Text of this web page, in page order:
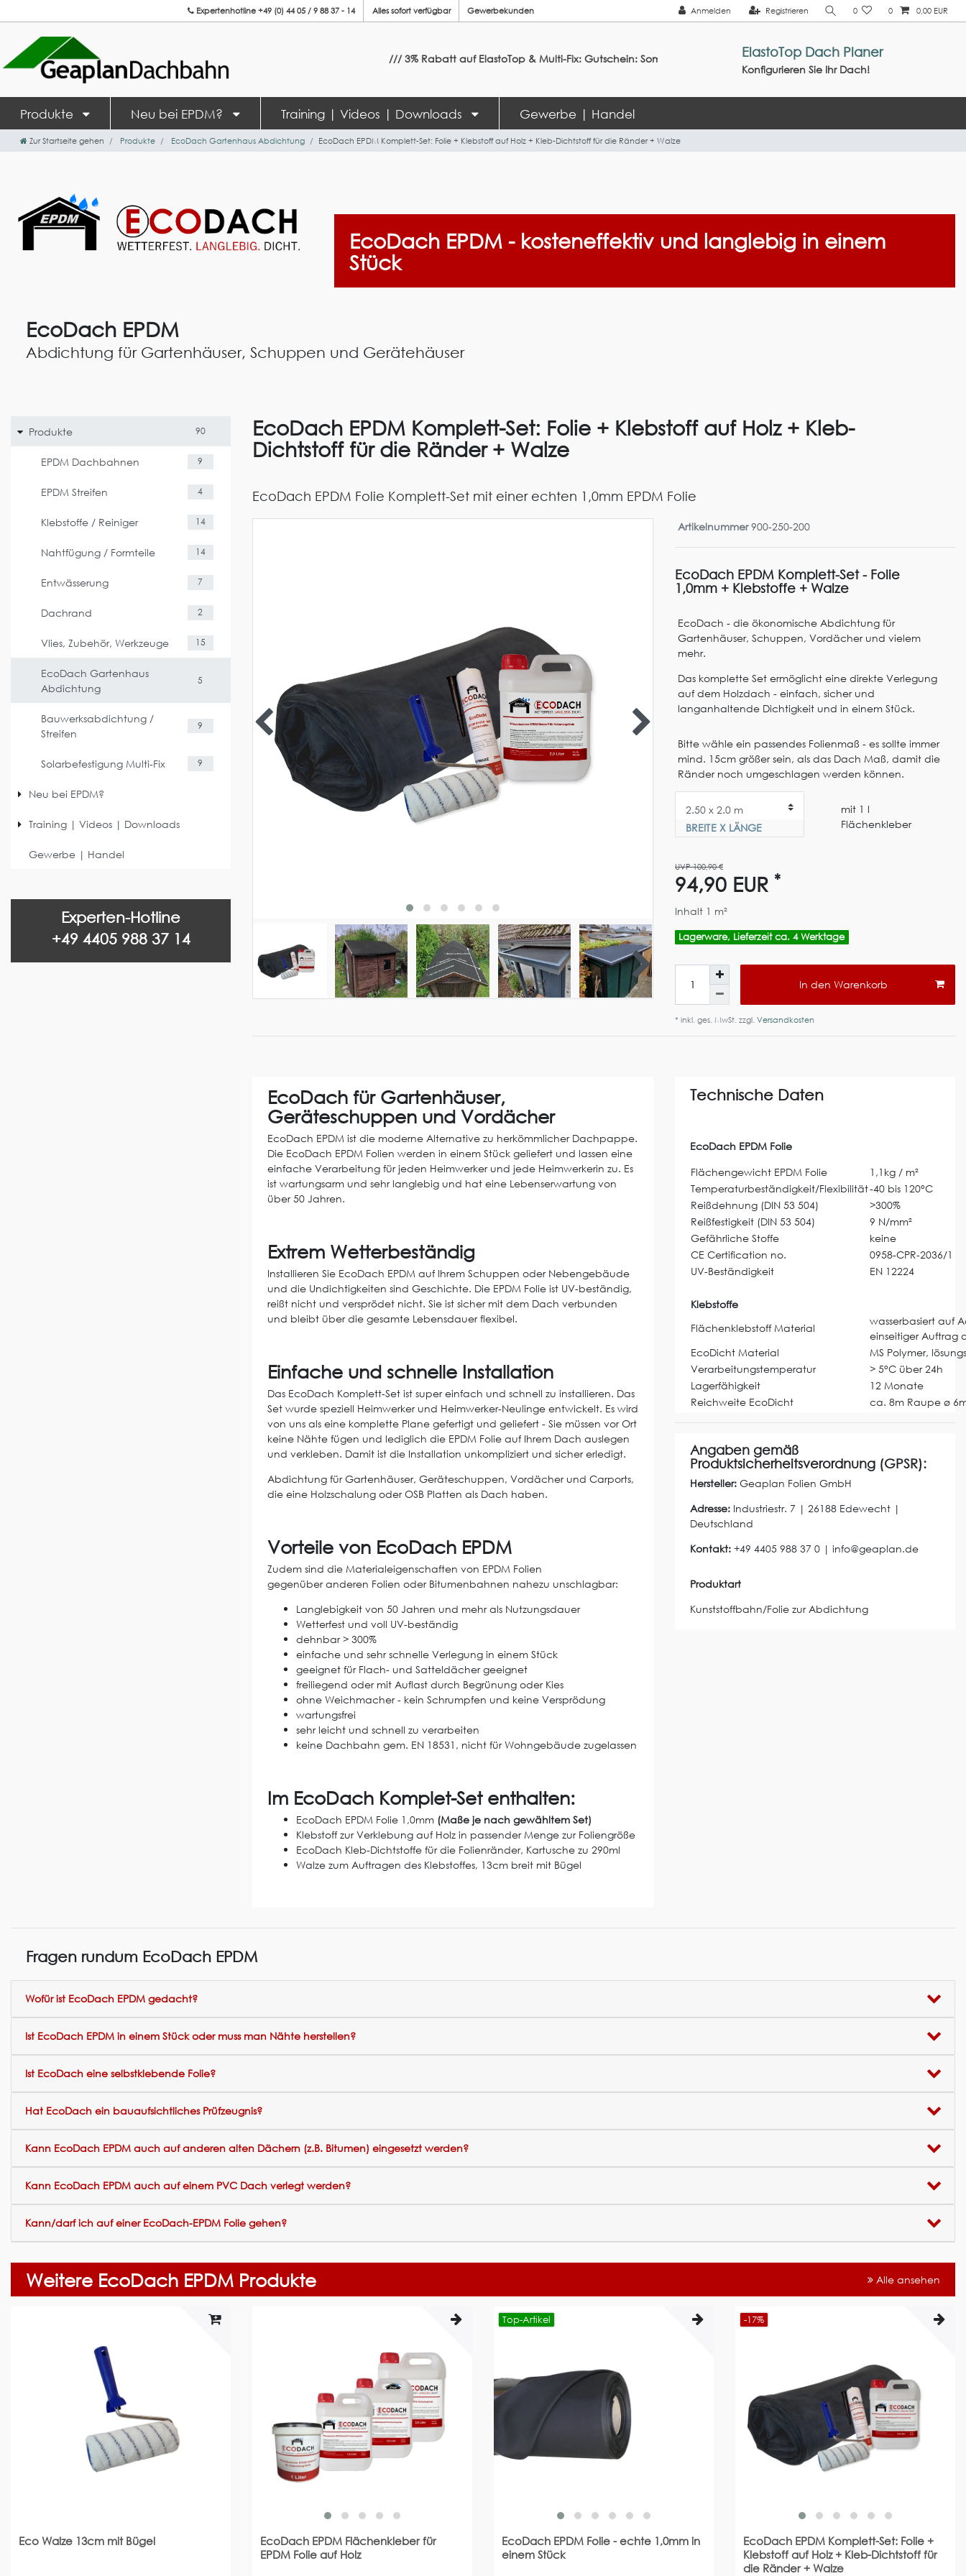
Anmelden Registrieren 0 0 0,00 EUR
Expertenhotline +49 (0) 44 05 / 9 88 37 - 14 Alles sofort verfügbar Gewerbekunden
/// 3% Rabatt auf ElastoTop & Multi-Fix: Gutschein: Sommer2026 /// ElastoTop Dach Planer
Konfigurieren Sie Ihr Dach!
Produkte Neu bei EPDM? Training | Videos | Downloads Gewerbe | Handel
Zur Startseite gehen Produkte EcoDach Gartenhaus Abdichtung EcoDach EPDM Komplett-Set: Folie + Klebstoff auf Holz + Kleb-Dichtstoff für die Ränder + Walze
EcoDach EPDM - kosteneffektiv und langlebig in einem
Stück
EcoDach EPDM
Abdichtung für Gartenhäuser, Schuppen und Gerätehäuser
Produkte 90
EPDM Dachbahnen 9
EPDM Streifen 4
Klebstoffe / Reiniger 14
Nahtfügung / Formteile 14
Entwässerung 7
Dachrand 2
Vlies, Zubehör, Werkzeuge 15
EcoDach Gartenhaus
Abdichtung
5
Bauwerksabdichtung /
Streifen
9
Solarbefestigung Multi-Fix 9
Neu bei EPDM?
Training | Videos | Downloads
Gewerbe | Handel
Experten-Hotline
+49 4405 988 37 14
EcoDach EPDM Komplett-Set: Folie + Klebstoff auf Holz + Kleb-
Dichtstoff für die Ränder + Walze
EcoDach EPDM Folie Komplett-Set mit einer echten 1,0mm EPDM Folie
Artikelnummer900-250-200
EcoDach EPDM Komplett-Set - Folie
1,0mm + Klebstoffe + Walze
EcoDach - die ökonomische Abdichtung für
Gartenhäuser, Schuppen, Vordächer und vielem
mehr.
Das komplette Set ermöglicht eine direkte Verlegung
auf dem Holzdach - einfach, sicher und
langanhaltende Dichtigkeit und in einem Stück.
Bitte wähle ein passendes Folienmaß - es sollte immer
mind. 15cm größer sein, als das Dach Maß, damit die
Ränder noch umgeschlagen werden können.
BREITE X LÄNGE
mit 1 l
Flächenkleber
UVP 100,90 €
94,90 EUR *
Inhalt 1 m²
Lagerware, Lieferzeit ca. 4 Werktage
In den Warenkorb
* inkl. ges. MwSt. zzgl. Versandkosten
EcoDach für Gartenhäuser,
Geräteschuppen und Vordächer
EcoDach EPDM ist die moderne Alternative zu herkömmlicher Dachpappe.
Die EcoDach EPDM Folien werden in einem Stück geliefert und lassen eine
einfache Verarbeitung für jeden Heimwerker und jede Heimwerkerin zu. Es
ist wartungsarm und sehr langlebig und hat eine Lebenserwartung von
über 50 Jahren.
Extrem Wetterbeständig
Installieren Sie EcoDach EPDM auf Ihrem Schuppen oder Nebengebäude
und die Undichtigkeiten sind Geschichte. Die EPDM Folie ist UV-beständig,
reißt nicht und versprödet nicht. Sie ist sicher mit dem Dach verbunden
und bleibt über die gesamte Lebensdauer flexibel.
Einfache und schnelle Installation
Das EcoDach Komplett-Set ist super einfach und schnell zu installieren. Das
Set wurde speziell Heimwerker und Heimwerker-Neulinge entwickelt. Es wird
von uns als eine komplette Plane gefertigt und geliefert - Sie müssen vor Ort
keine Nähte fügen und lediglich die EPDM Folie auf Ihrem Dach auslegen
und verkleben. Damit ist die Installation unkompliziert und sicher erledigt.
Abdichtung für Gartenhäuser, Geräteschuppen, Vordächer und Carports,
die eine Holzschalung oder OSB Platten als Dach haben.
Vorteile von EcoDach EPDM
Zudem sind die Materialeigenschaften von EPDM Folien
gegenüber anderen Folien oder Bitumenbahnen nahezu unschlagbar:
Langlebigkeit von 50 Jahren und mehr als Nutzungsdauer
Wetterfest und voll UV-beständig
dehnbar > 300%
einfache und sehr schnelle Verlegung in einem Stück
geeignet für Flach- und Satteldächer geeignet
freiliegend oder mit Auflast durch Begrünung oder Kies
ohne Weichmacher - kein Schrumpfen und keine Versprödung
wartungsfrei
sehr leicht und schnell zu verarbeiten
keine Dachbahn gem. EN 18531, nicht für Wohngebäude zugelassen
Im EcoDach Komplet-Set enthalten:
EcoDach EPDM Folie 1,0mm (Maße je nach gewähltem Set)
Klebstoff zur Verklebung auf Holz in passender Menge zur Foliengröße
EcoDach Kleb-Dichtstoffe für die Folienränder, Kartusche zu 290ml
Walze zum Auftragen des Klebstoffes, 13cm breit mit Bügel
Technische Daten
EcoDach EPDM Folie
Flächengewicht EPDM Folie
1,1kg / m²
Temperaturbeständigkeit/Flexibilität-40 bis 120°C
Reißdehnung (DIN 53 504)
>300%
Reißfestigkeit (DIN 53 504)
9 N/mm²
Gefährliche Stoffe
keine
CE Certification no.
0958-CPR-2036/1
UV-Beständigkeit
EN 12224
Klebstoffe
Flächenklebstoff Material
wasserbasiert auf
einseitiger Auftrag
EcoDicht Material
MS Polymer,
Verarbeitungstemperatur
> 5°C über 24h
Lagerfähigkeit
12 Monate
Reichweite EcoDicht
ca. 8m Raupe ø
Angaben gemäß
Produktsicherheitsverordnung (GPSR):
Hersteller: Geaplan Folien GmbH
Adresse: Industriestr. 7 | 26188 Edewecht |
Deutschland
Kontakt: +49 4405 988 37 0 | info@geaplan.de
Produktart
Kunststoffbahn/Folie zur Abdichtung
Fragen rundum EcoDach EPDM
Wofür ist EcoDach EPDM gedacht?
Ist EcoDach EPDM in einem Stück oder muss man Nähte herstellen?
Ist EcoDach eine selbstklebende Folie?
Hat EcoDach ein bauaufsichtliches Prüfzeugnis?
Kann EcoDach EPDM auch auf anderen alten Dächern (z.B. Bitumen) eingesetzt werden?
Kann EcoDach EPDM auch auf einem PVC Dach verlegt werden?
Kann/darf ich auf einer EcoDach-EPDM Folie gehen?
Weitere EcoDach EPDM Produkte Alle ansehen
Eco Walze 13cm mit Bügel
EcoDach EPDM Flächenkleber für
EPDM Folie auf Holz
Top-Artikel
EcoDach EPDM Folie - echte 1,0mm in
einem Stück
-17%
EcoDach EPDM Komplett-Set: Folie +
Klebstoff auf Holz + Kleb-Dichtstoff für
die Ränder + Walze